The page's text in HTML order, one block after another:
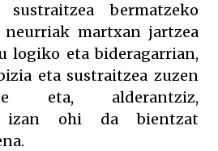
bermatzeko
martxan jartzea
logiko eta bideragarrian,
eta sustraitzea zuzen
eta, alderantziz,
izan ohi da bientzat